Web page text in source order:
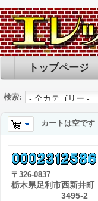
トップページ
検索:
カートは空です
〒 326-0837
栃木県足利市西新井町
3495-2